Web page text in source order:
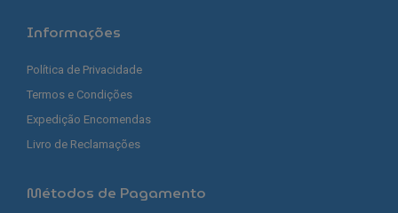
Informações
Política de Privacidade
Termos e Condições
Expedição Encomendas
Livro de Reclamações
Métodos de Pagamento